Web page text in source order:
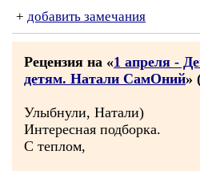
+ добавить замечания
Рецензия на «1 апреля -
детям. Натали СамОний»
Улыбнули, Натали)
Интересная подборка.
С теплом,